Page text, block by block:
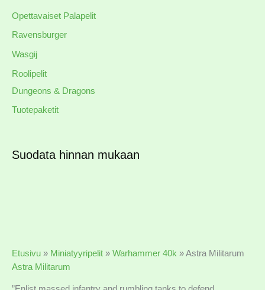
Opettavaiset Palapelit
Ravensburger
Wasgij
Roolipelit
Dungeons & Dragons
Tuotepaketit
Suodata hinnan mukaan
Etusivu » Miniatyyripelit » Warhammer 40k »Astra Militarum
Astra Militarum